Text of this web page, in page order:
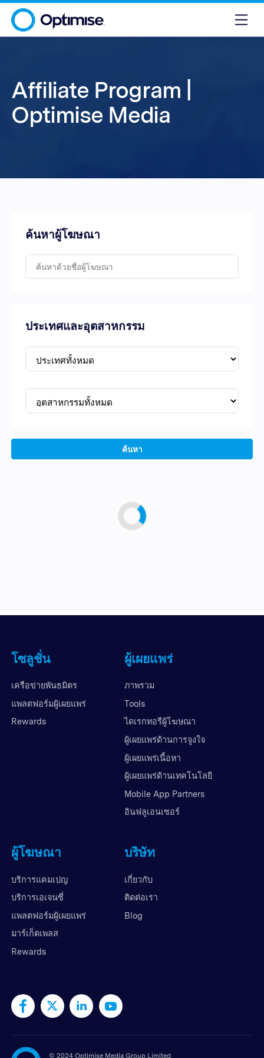
Affiliate Program |
Optimise Media
ค้นหาผู้โฆษณา
ประเทศและอุตสาหกรรม
ค้นหา
โซลูชั่น
เครือข่ายพันธมิตร
แพลตฟอร์มผู้เผยแพร่
Rewards
ผู้เผยแพร่
ภาพรวม
Tools
ไดเรกทอรีผู้โฆษณา
ผู้เผยแพร่ด้านการจูงใจ
ผู้เผยแพร่เนื้อหา
ผู้เผยแพร่ด้านเทคโนโลยี
Mobile App Partners
อินฟลูเอนเซอร์
ผู้โฆษณา
บริการแคมเปญ
บริการเอเจนซี่
แพลตฟอร์มผู้เผยแพร่
มาร์เก็ตเพลส
Rewards
บริษัท
เกี่ยวกับ
ติดต่อเรา
Blog
© 2024 Optimise Media Group Limited